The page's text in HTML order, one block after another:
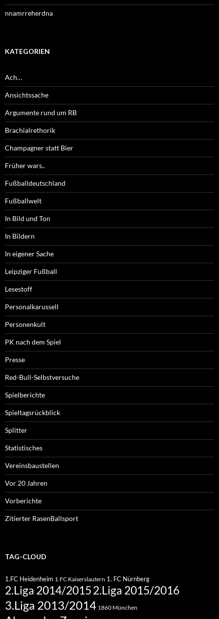
nnamrreherdna
KATEGORIEN
Ach…
Ansichtssache
Argumente rund um RB
Brachialrethorik
Champagner statt Bier
Früher wars..
Fußballdeutschland
Fußballwelt
In Bild und Ton
In Bildern
In eigener Sache
Leipziger Fußball
Lesestoff
Personalkarussell
Personenkult
PK nach dem Spiel
Presse
Red-Bull-Selbstversuche
Spielberichte
Spieltagsrückblick
Splitter
Statistisches
Vereinsbaustellen
Vor 20 Jahren
Vorberichte
Zitierter RasenBallsport
TAG-CLOUD
1.FC Heidenheim 1.FC Kaiserslautern 1. FC Nürnberg
2.Liga 2014/20152.Liga 2015/2016
3.Liga 2013/2014 1860 München